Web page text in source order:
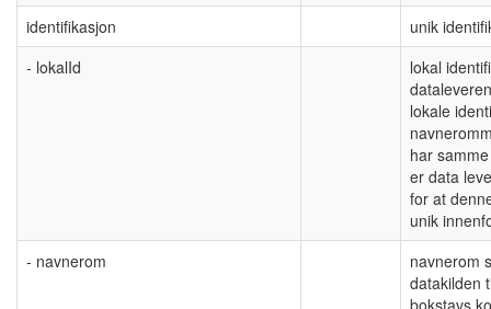
identifikasjon
unik
- lokalId
lokal
lokale
har
er data
for at
unik
- navnerom
navnerom
datakilden
bokstavs